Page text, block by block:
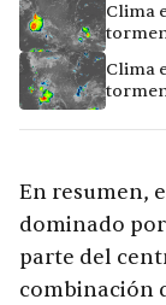
Clima
Clima
En resumen,
dominado
parte del
combinación